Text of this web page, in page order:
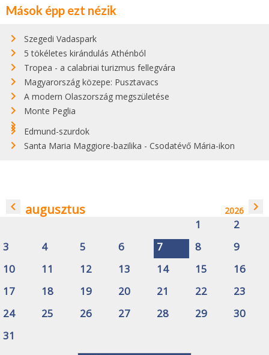
Mások épp ezt nézik
Szegedi Vadaspark
5 tökéletes kirándulás Athénból
Tropea - a calabriai turizmus fellegvára
Magyarország közepe: Pusztavacs
A modern Olaszország megszületése
Monte Peglia
Edmund-szurdok
Santa Maria Maggiore-bazilika - Csodatévő Mária-ikon
navigate_before augusztus 2026 navigate_next
1
2
3
4 5 6 7 8
9
10
11 12 13 14 15
16
17
18 19 20 21 22
23
24
25 26 27 28 29
30
31